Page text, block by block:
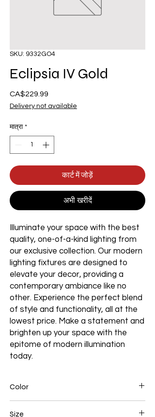
SKU: 9332GO4
Eclipsia IV Gold
CA$229.99
Delivery not available
मात्रा *
कार्ट में जोड़ें
अभी खरीदें
Illuminate your space with the best
quality, one-of-a-kind lighting from
our exclusive collection. Our modern
lighting fixtures are designed to
elevate your decor, providing a
contemporary ambiance like no
other. Experience the perfect blend
of style and functionality, all at the
lowest price. Make a statement and
brighten up your space with the
epitome of modern illumination
today.
Color
Size